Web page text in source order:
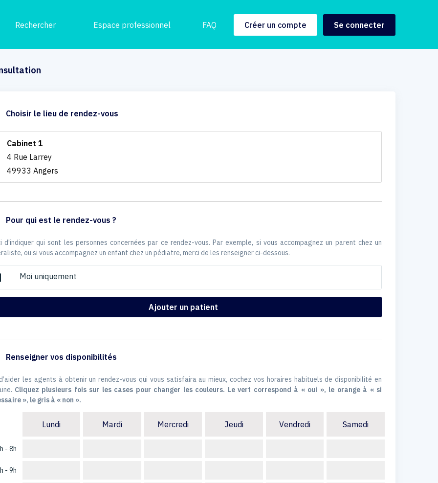
Rechercher Espace professionnel FAQ Créer un compte Se connecter
Choisir le lieu de rendez-vous
Cabinet 1
4 Rue Larrey
49933 Angers
Pour qui est le rendez-vous ?
d'indiquer qui sont les personnes concernées par ce rendez-vous. Par exemple, si vous accompagnez un parent chez un
ou si vous accompagnez un enfant chez un pédiatre, merci de les renseigner ci-dessous.
Moi uniquement
Ajouter un patient
Renseigner vos disponibilités
les agents à obtenir un rendez-vous qui vous satisfaira au mieux, cochez vos horaires habituels de disponibilité en
Cliquez plusieurs fois sur les cases pour changer les couleurs. Le vert correspond à « oui », le orange à « si
», le gris à « non ».
- 8h
- 9h
Lundi Mardi Mercredi Jeudi Vendredi Samedi